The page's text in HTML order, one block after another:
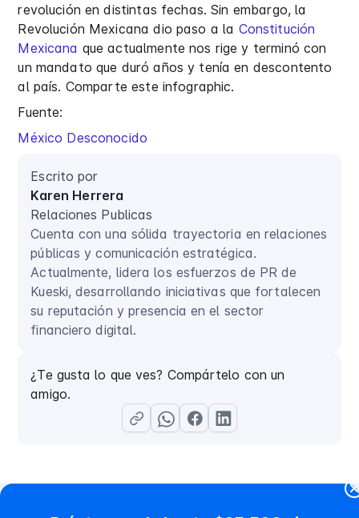
revolución en distintas fechas. Sin embargo, la
Revolución Mexicana dio paso a la Constitución
Mexicana que actualmente nos rige y terminó con
un mandato que duró años y tenía en descontento
al país. Comparte este infographic.
Fuente:
México Desconocido
Escrito por
Karen Herrera
Relaciones Publicas
Cuenta con una sólida trayectoria en relaciones
públicas y comunicación estratégica.
Actualmente, lidera los esfuerzos de PR de
Kueski, desarrollando iniciativas que fortalecen
su reputación y presencia en el sector
financiero digital.
¿Te gusta lo que ves? Compártelo con un
amigo.